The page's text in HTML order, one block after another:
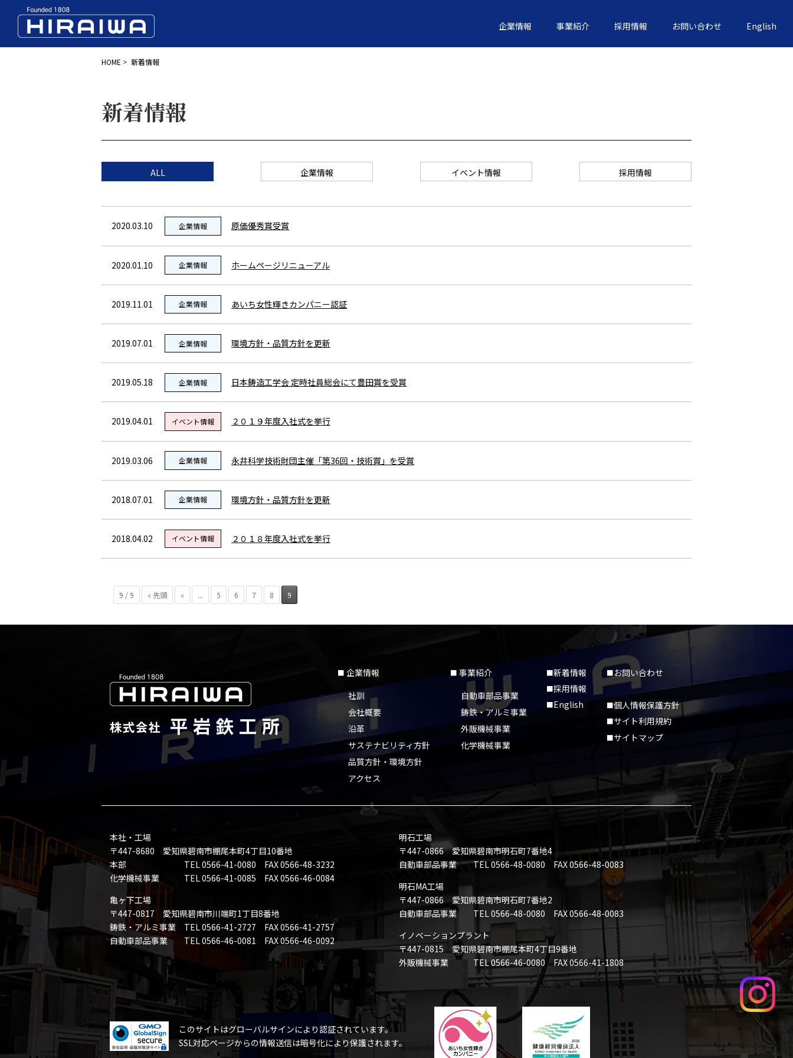
企業情報 事業紹介 採用情報 お問い合わせ English
HOME > 新着情報
新着情報
ALL 企業情報 イベント情報 採用情報
2020.03.10 企業情報 原価優秀賞受賞
2020.01.10 企業情報 ホームページリニューアル
2019.11.01 企業情報 あいち女性輝きカンパニー認証
2019.07.01 企業情報 環境方針・品質方針を更新
2019.05.18 企業情報 日本鋳造工学会 定時社員総会にて豊田賞を受賞
2019.04.01 イベント情報 ２０１９年度入社式を挙行
2019.03.06 企業情報 永井科学技術財団主催「第36回・技術賞」を受賞
2018.07.01 企業情報 環境方針・品質方針を更新
2018.04.02 イベント情報 ２０１８年度入社式を挙行
9 / 9 « 先頭 « ... 5 6 7 8 9
企業情報
社訓
会社概要
沿革
サステナビリティ方針
品質方針・環境方針
アクセス
事業紹介
自動車部品事業
鋳鉄・アルミ事業
外販機械事業
化学機械事業
新着情報
採用情報
English
お問い合わせ
個人情報保護方針
サイト利用規約
サイトマップ
本社・工場
〒447-8680 愛知県碧南市棚尾本町4丁目10番地
本部 TEL 0566-41-0080 FAX 0566-48-3232
化学機械事業 TEL 0566-41-0085 FAX 0566-46-0084
亀ヶ下工場
〒447-0817 愛知県碧南市川端町1丁目8番地
鋳鉄・アルミ事業 TEL 0566-41-2727 FAX 0566-41-2757
自動車部品事業 TEL 0566-46-0081 FAX 0566-46-0092
明石工場
〒447-0866 愛知県碧南市明石町7番地4
自動車部品事業 TEL 0566-48-0080 FAX 0566-48-0083
明石MA工場
〒447-0866 愛知県碧南市明石町7番地2
自動車部品事業 TEL 0566-48-0080 FAX 0566-48-0083
イノベーションプラント
〒447-0815 愛知県碧南市棚尾本町4丁目9番地
外販機械事業 TEL 0566-46-0080 FAX 0566-41-1808
このサイトはグローバルサインにより認証されています。
SSL対応ページからの情報送信は暗号化により保護されます。